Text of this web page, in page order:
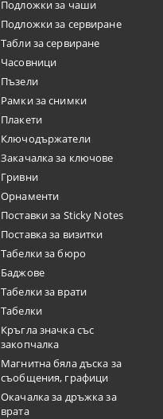
Подложки за чаши
Подложки за сервиране
Табли за сервиране
Часовници
Пъзели
Рамки за снимки
Плакети
Ключодържатели
Закачалка за ключове
Гривни
Орнаменти
Поставки за Sticky Notes
Поставка за визитки
Tабелки за бюро
Баджове
Табелки за врати
Табелки
Кръгла значка със
закопчалка
Магнитна бяла дъска за
съобщения, графици
Окачалка за дръжка за
врата